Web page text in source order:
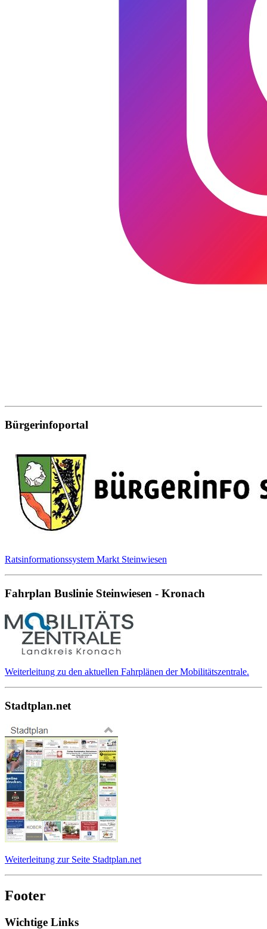
Bürgerinfoportal
Ratsinformationssystem Markt Steinwiesen
Fahrplan Buslinie Steinwiesen - Kronach
Weiterleitung zu den aktuellen Fahrplänen der Mobilitätszentrale.
Stadtplan.net
Weiterleitung zur Seite Stadtplan.net
Footer
Wichtige Links